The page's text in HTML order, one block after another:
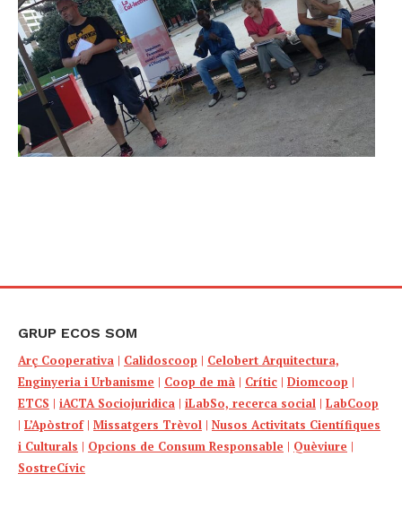
GRUP ECOS SOM
Arç Cooperativa | Calidoscoop | Celobert Arquitectura,
Enginyeria i Urbanisme | Coop de mà | Crític | Diomcoop |
ETCS | iACTA Sociojuridica | iLabSo, recerca social | LabCoop
| L’Apòstrof| Missatgers Trèvol | Nusos Activitats Científiques
i Culturals | Opcions de Consum Responsable | Quèviure |
SostreCívic